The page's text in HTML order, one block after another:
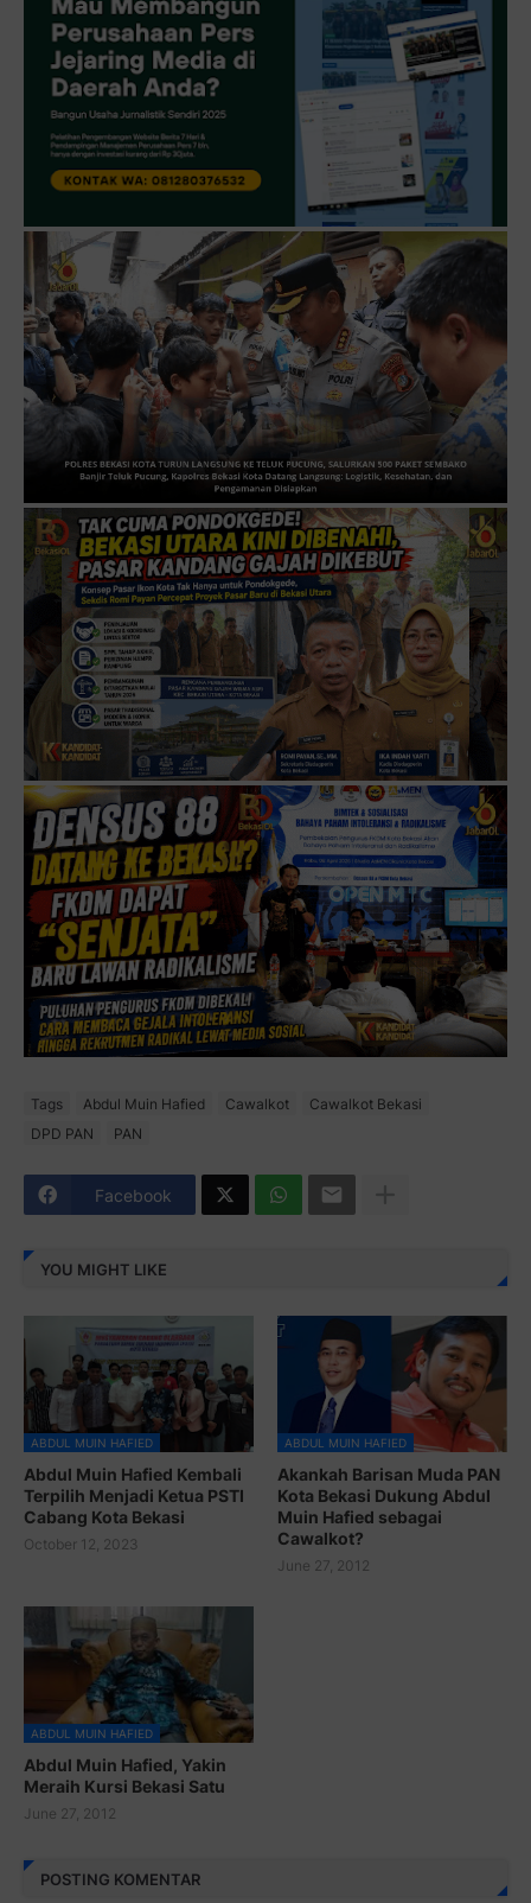
Tags Abdul Muin Hafied Cawalkot
Cawalkot Bekasi
DPD PAN
PAN
Facebook
YOU MIGHT LIKE
ABDUL MUIN HAFIED
Abdul Muin Hafied Kembali
Terpilih Menjadi Ketua PSTI
Cabang Kota Bekasi
October 12, 2023
ABDUL MUIN HAFIED
Akankah Barisan Muda PAN
Kota Bekasi Dukung Abdul
Muin Hafied sebagai
Cawalkot?
June 27, 2012
ABDUL MUIN HAFIED
Abdul Muin Hafied, Yakin
Meraih Kursi Bekasi Satu
June 27, 2012
POSTING KOMENTAR